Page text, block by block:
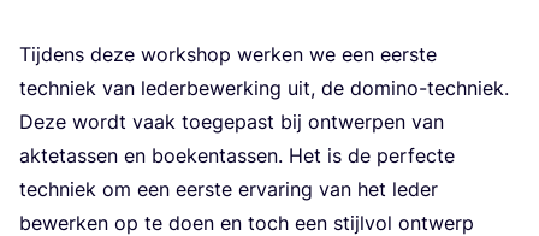
Tij­dens deze work­shop wer­ken we een eer­ste
tech­niek van leder­be­wer­king uit, de domi­no-tech­niek.
Deze wordt vaak toe­ge­past bij ont­wer­pen van
akte­tas­sen en boe­ken­tas­sen. Het is de per­fec­te
tech­niek om een eer­ste erva­ring van het leder
bewer­ken op te doen en toch een stijl­vol ont­werp